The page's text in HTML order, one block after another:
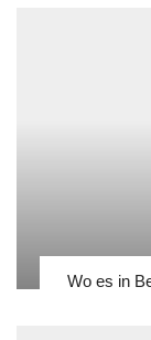
Wo es in